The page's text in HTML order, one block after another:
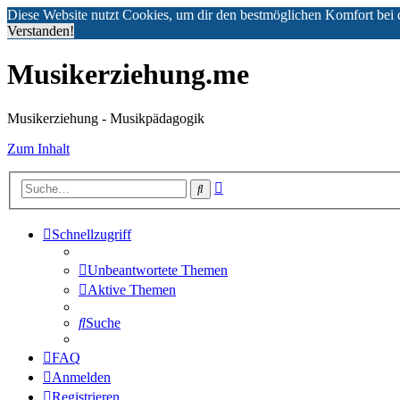
Diese Website nutzt Cookies, um dir den bestmöglichen Komfort bei
Verstanden!
Musikerziehung.me
Musikerziehung - Musikpädagogik
Zum Inhalt
Suche
Schnellzugriff
Unbeantwortete Themen
Aktive Themen
Suche
FAQ
Anmelden